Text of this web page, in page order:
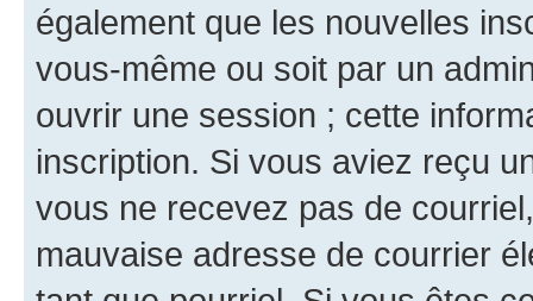
également que les nouvelles
vous-même ou soit par un
ouvrir une session ; cette
inscription. Si vous aviez reçu
vous ne recevez pas de
mauvaise adresse de courrier